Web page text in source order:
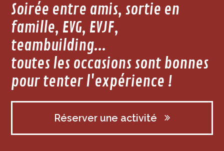
Soirée entre amis, sortie en
famille, EVG, EVJF,
teambuilding...
toutes les occasions sont bonnes
pour tenter l'expérience !
Réserver une activité